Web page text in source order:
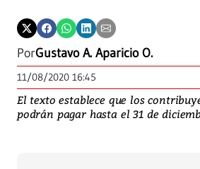
PorGustavo A. Aparicio O.
11/08/2020 16:45
El texto establece que los
podrán pagar hasta el 31 de